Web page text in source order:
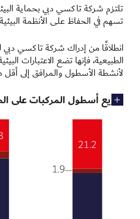
تلتزم شركة تاكسي دبي بحماية
تسهم في الحفاظ على الأنظمة
انطلاقًا من إدراك شركة تاكسي دبي
الطبيعية، فإنها تضع الاعتبارات
لأنشطة الأسطول والمرافق إلى
توزيع أسطول المركبات على